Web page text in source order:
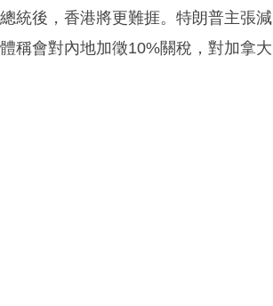
統後，香港將更難捱。特朗普主張減
稱會對內地加徵10%關稅，對加拿大